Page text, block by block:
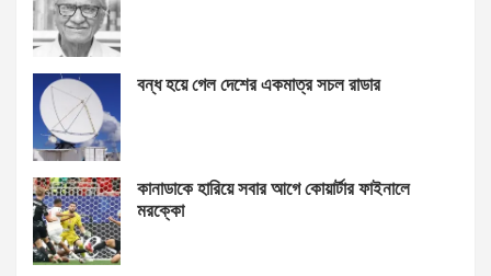
বন্ধ হয়ে গেল দেশের একমাত্র সচল রাডার
কানাডাকে হারিয়ে সবার আগে কোয়ার্টার ফাইনালে
মরক্কো